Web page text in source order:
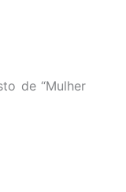
de “Mulher